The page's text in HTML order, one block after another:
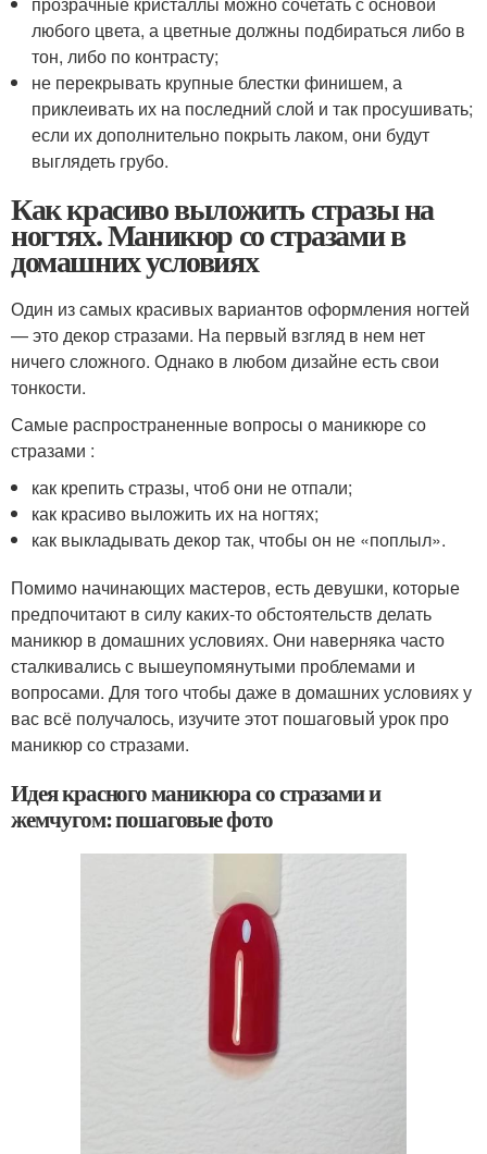
любого цвета, а цветные должны подбираться либо в
тон, либо по контрасту;
не перекрывать крупные блестки финишем, а
приклеивать их на последний слой и так просушивать;
если их дополнительно покрыть лаком, они будут
выглядеть грубо.
Как красиво выложить стразы на
ногтях. Маникюр со стразами в
домашних условиях
Один из самых красивых вариантов оформления ногтей
— это декор стразами. На первый взгляд в нем нет
ничего сложного. Однако в любом дизайне есть свои
тонкости.
Самые распространенные вопросы о маникюре со
стразами :
как крепить стразы, чтоб они не отпали;
как красиво выложить их на ногтях;
как выкладывать декор так, чтобы он не «поплыл».
Помимо начинающих мастеров, есть девушки, которые
предпочитают в силу каких-то обстоятельств делать
маникюр в домашних условиях. Они наверняка часто
сталкивались с вышеупомянутыми проблемами и
вопросами. Для того чтобы даже в домашних условиях у
вас всё получалось, изучите этот пошаговый урок про
маникюр со стразами.
Идея красного маникюра со стразами и
жемчугом: пошаговые фото